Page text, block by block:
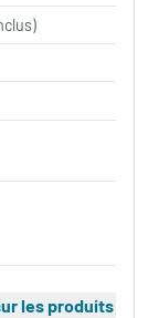
les produits